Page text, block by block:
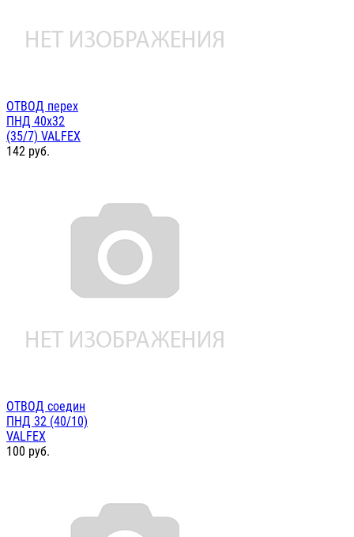
ОТВОД перех
ПНД 40х32
(35/7) VALFEX
142 руб.
ОТВОД соедин
ПНД 32 (40/10)
VALFEX
100 руб.